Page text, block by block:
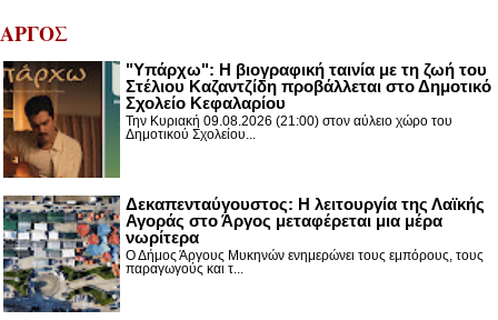
ΑΡΓΟΣ
"Υπάρχω": Η βιογραφική ταινία με τη ζωή του
Στέλιου Καζαντζίδη προβάλλεται στο Δημοτικό
Σχολείο Κεφαλαρίου
Την Κυριακή 09.08.2026 (21:00) στον αύλειο χώρο του
Δημοτικού Σχολείου...
Δεκαπενταύγουστος: H λειτουργία της Λαϊκής
Αγοράς στο Άργος μεταφέρεται μια μέρα
νωρίτερα
Ο Δήμος Άργους Μυκηνών ενημερώνει τους εμπόρους, τους
παραγωγούς και τ...